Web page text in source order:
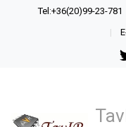
Tel:+36(20)99-23-781